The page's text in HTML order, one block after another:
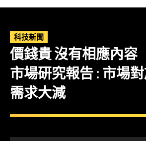
科技新聞
價錢貴 沒有相應內容
市場研究報告 : 市場
需求大減